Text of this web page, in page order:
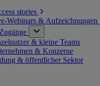
stories
Webinars & Aufzeichnungen
& kleine Teams
& Konzerne
& öffentlicher Sektor